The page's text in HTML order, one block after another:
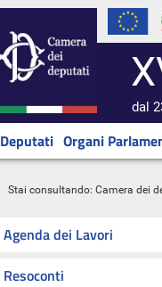
dal
Deputati Organi
Stai consultando: Camera dei
Agenda dei Lavori
Resoconti